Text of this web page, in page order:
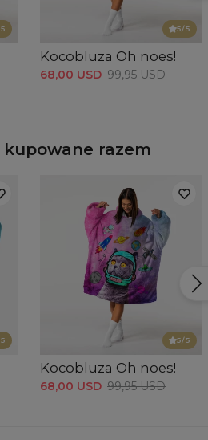
5/5
Kocobluza Oh noes!
68,00 USD 99,95 USD
kupowane razem
5/5
Kocobluza Oh noes!
68,00 USD 99,95 USD